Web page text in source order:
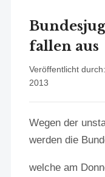
fallen aus
Veröffentlicht
2013
Wegen der
werden die
welche am